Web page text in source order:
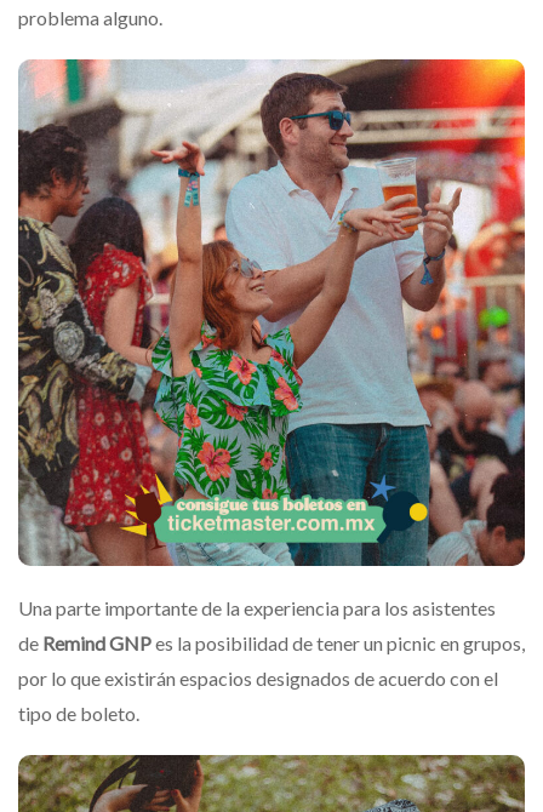
problema alguno.
Una parte importante de la experiencia para los asistentes
de Remind GNPes la posibilidad de tener un picnic en grupos,
por lo que existirán espacios designados de acuerdo con el
tipo de boleto.